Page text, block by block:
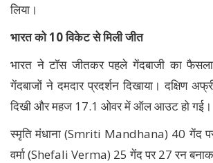
लिया।
भारत को 10 विकेट से मिली जीत
भारत ने टॉस जीतकर पहले गेंदबाजी का
गेंदबाजों ने दमदार प्रदर्शन दिखाया। दक्षिण
दिखी और महज 17.1 ओवर में ऑल आउट हो गई।
स्मृति मंधाना (Smriti Mandhana) 40 गेंद
वर्मा (Shefali Verma) 25 गेंद पर 27 रन